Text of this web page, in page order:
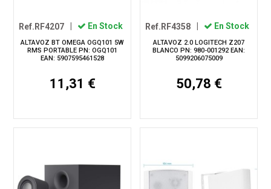
Ref.RF4207 En Stock
ALTAVOZ BT OMEGA OGQ101 5W
RMS PORTABLE PN: OGQ101
EAN: 5907595461528
11,31 €
Ref.RF4358 En Stock
ALTAVOZ 2.0 LOGITECH Z207
BLANCO PN: 980-001292 EAN:
5099206075009
50,78 €